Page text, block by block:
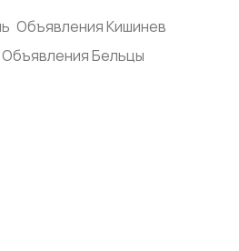
Объявления Кишинев
Объявления Бельцы